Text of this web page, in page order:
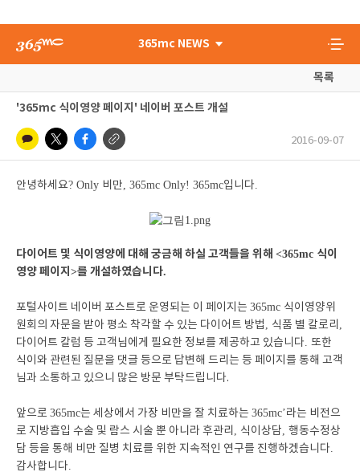
365mc NEWS
목록
'365mc 식이영양 페이지' 네이버 포스트 개설
2016-09-07
안녕하세요? Only 비만, 365mc Only! 365mc입니다.
다이어트 및 식이영양에 대해 궁금해 하실 고객들을 위해 <365mc 식이
영양 페이지 >를 개설하였습니다.
포털사이트 네이버 포스트로 운영되는 이 페이지는 365mc 식이영양위
원회의 자문을 받아 평소 착각할 수 있는 다이어트 방법 , 식품 별 칼로리 ,
다이어트 칼럼 등 고객님에게 필요한 정보를 제공하고 있습니다. 또한
식이와 관련된 질문을 댓글 등으로 답변해 드리는 등 페이지를 통해 고객
님과 소통하고 있으니 많은 방문 부탁드립니다.
앞으로 365mc는 세상에서 가장 비만을 잘 치료하는 365mc’라는 비전으
로 지방흡입 수술 및 람스 시술 뿐 아니라 후관리 , 식이상담, 행동수정상
담 등을 통해 비만 질병 치료를 위한 지속적인 연구를 진행하겠습니다.
감사합니다.